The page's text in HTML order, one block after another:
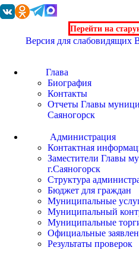
Перейти на
Версия для слабовидящих
Глава
Биография
Контакты
Отчеты Главы
Саяногорск
Администрация
Контактная
Заместители Главы
г.Саяногорск
Структура
Бюджет для граждан
Муниципальные
Муниципальный
Муниципальные
Официальные
Результаты проверок